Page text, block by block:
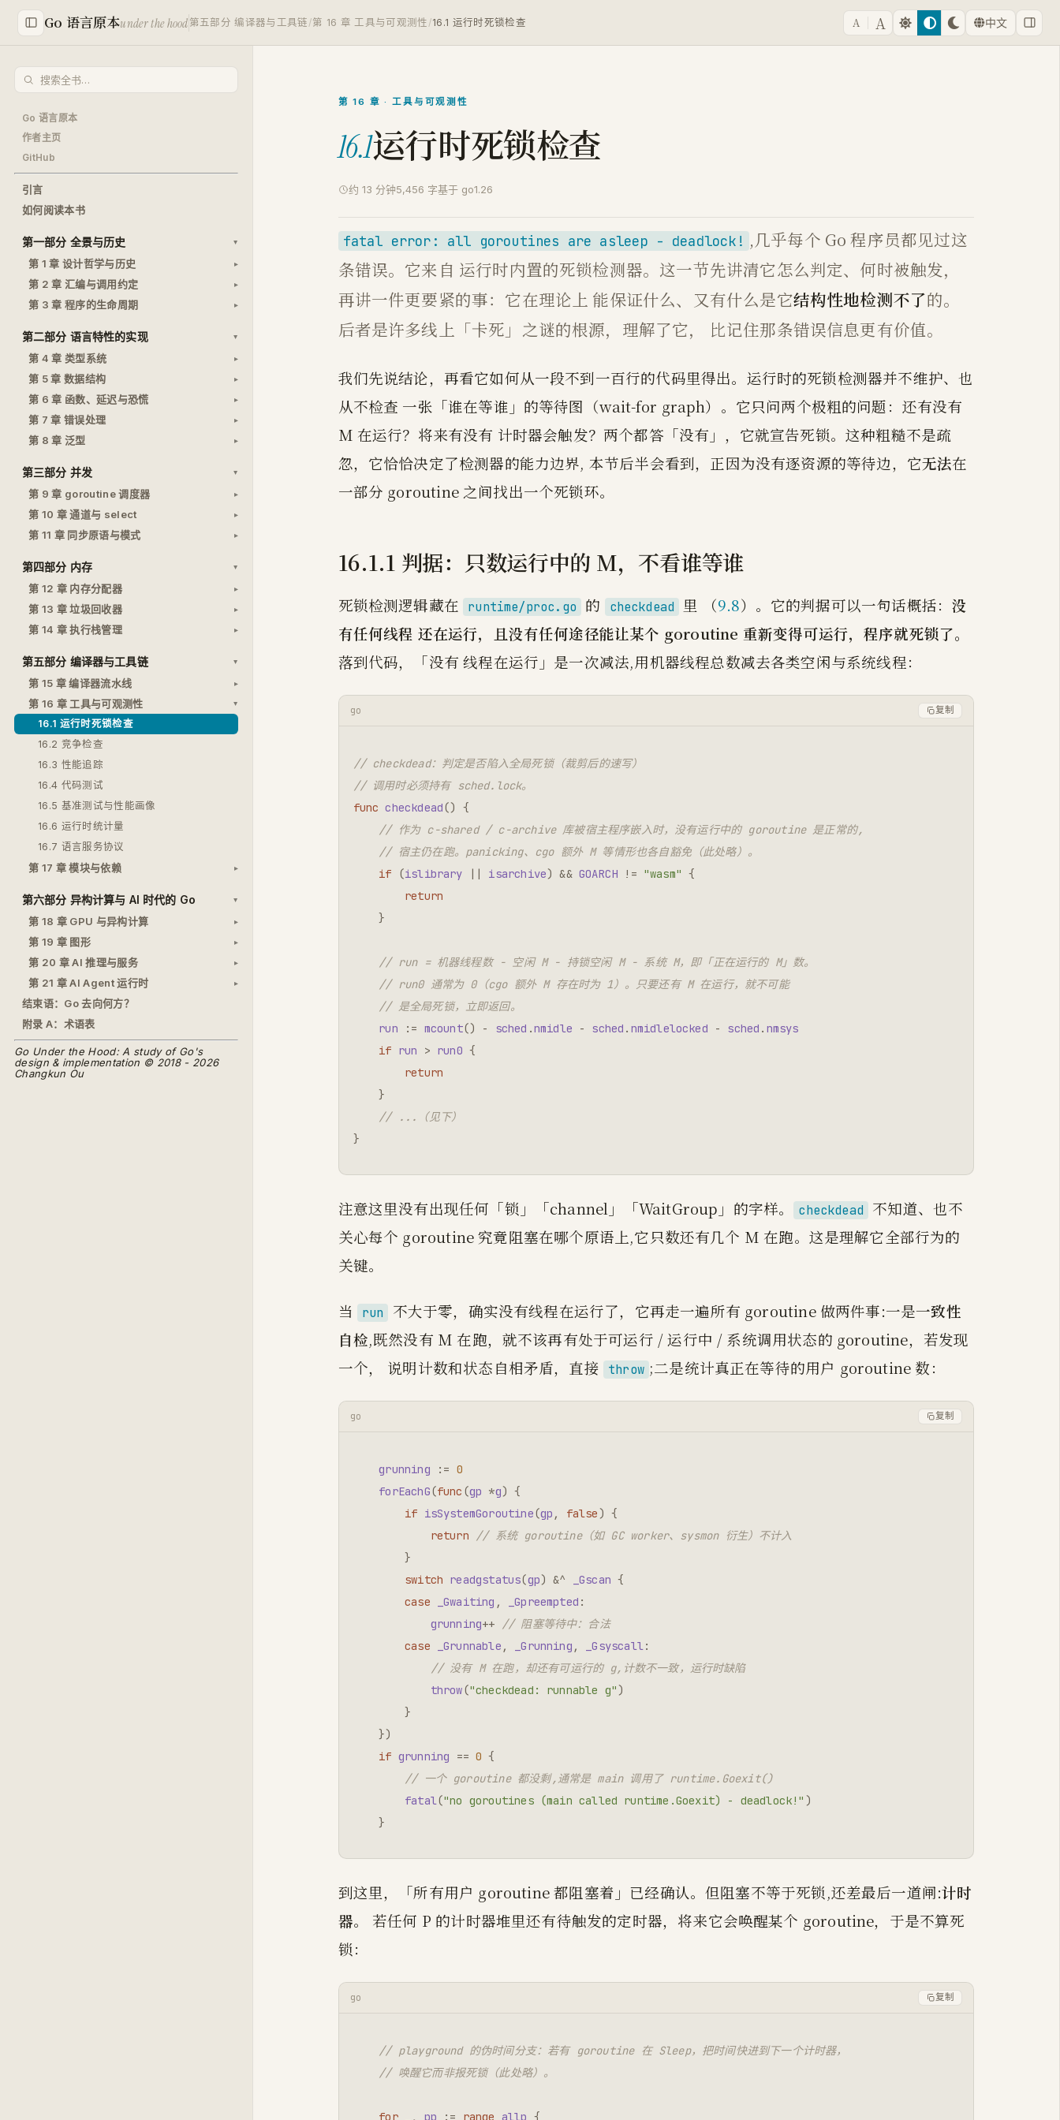
Go 语言原本under the hood 第五部分 编译器与工具链 /第 16 章 工具与可观测性 /16.1 运行时死锁检查 A A 中文
Go 语言原本
作者主页
GitHub
引言
如何阅读本书
第一部分 全景与历史
第 1 章 设计哲学与历史
第 2 章 汇编与调用约定
第 3 章 程序的生命周期
第二部分 语言特性的实现
第 4 章 类型系统
第 5 章 数据结构
第 6 章 函数、延迟与恐慌
第 7 章 错误处理
第 8 章 泛型
第三部分 并发
第 9 章 goroutine 调度器
第 10 章 通道与 select
第 11 章 同步原语与模式
第四部分 内存
第 12 章 内存分配器
第 13 章 垃圾回收器
第 14 章 执行栈管理
第五部分 编译器与工具链
第 15 章 编译器流水线
第 16 章 工具与可观测性
16.1 运行时死锁检查
16.2 竞争检查
16.3 性能追踪
16.4 代码测试
16.5 基准测试与性能画像
16.6 运行时统计量
16.7 语言服务协议
第 17 章 模块与依赖
第六部分 异构计算与 AI 时代的 Go
第 18 章 GPU 与异构计算
第 19 章 图形
第 20 章 AI 推理与服务
第 21 章 AI Agent 运行时
结束语：Go 去向何方？
附录 A：术语表
Go Under the Hood: A study of Go's
design & implementation © 2018 - 2026
Changkun Ou
第 16 章 · 工具与可观测性
16.1运行时死锁检查
约 13 分钟5,456 字基于 go1.26
fatal error: all goroutines are asleep - deadlock! ,几乎每个 Go 程序员都见过这
条错误。它来自 运行时内置的死锁检测器。这一节先讲清它怎么判定、何时被触发，
再讲一件更要紧的事：它在理论上 能保证什么、又有什么是它结构性地检测不了的。
后者是许多线上「卡死」之谜的根源，理解了它， 比记住那条错误信息更有价值。
我们先说结论，再看它如何从一段不到一百行的代码里得出。运行时的死锁检测器并不维护、也
从不检查 一张「谁在等谁」的等待图（wait-for graph）。它只问两个极粗的问题：还有没有
M 在运行？将来有没有 计时器会触发？两个都答「没有」，它就宣告死锁。这种粗糙不是疏
忽，它恰恰决定了检测器的能力边界, 本节后半会看到，正因为没有逐资源的等待边，它无法在
一部分 goroutine 之间找出一个死锁环。
16.1.1 判据：只数运行中的 M，不看谁等谁
死锁检测逻辑藏在 runtime/proc.go 的 checkdead 里 （9.8）。它的判据可以一句话概括：没
有任何线程 还在运行，且没有任何途径能让某个 goroutine 重新变得可运行，程序就死锁了。
落到代码，「没有 线程在运行」是一次减法,用机器线程总数减去各类空闲与系统线程：
go 复制
// checkdead：判定是否陷入全局死锁（裁剪后的速写）
// 调用时必须持有 sched.lock。
func checkdead()
{
// 作为 c-shared / c-archive 库被宿主程序嵌入时，没有运行中的 goroutine 是正常的,
// 宿主仍在跑。panicking、cgo 额外 M 等情形也各自豁免（此处略）。
if
(islibrary || isarchive) && GOARCH != "wasm" {
return
}
// run = 机器线程数 − 空闲 M − 持锁空闲 M − 系统 M，即「正在运行的 M」数。
// run0 通常为 0（cgo 额外 M 存在时为 1）。只要还有 M 在运行，就不可能
// 是全局死锁，立即返回。
run
:= mcount() - sched .nmidle - sched . nmidlelocked - sched . nmsys
if run > run0 {
return
}
// ...（见下）
}
注意这里没有出现任何「锁」「channel」「WaitGroup」的字样。 checkdead
不知道、也不
关心每个 goroutine 究竟阻塞在哪个原语上,它只数还有几个 M 在跑。这是理解它全部行为的
关键。
当 run 不大于零，确实没有线程在运行了，它再走一遍所有 goroutine 做两件事:一是一致性
自检,既然没有 M 在跑，就不该再有处于可运行 / 运行中 / 系统调用状态的 goroutine，若发现
一个， 说明计数和状态自相矛盾，直接 throw ;二是统计真正在等待的用户 goroutine 数：
go 复制
grunning := 0
forEachG(func (gp *g) {
if isSystemGoroutine(gp , false) {
return
// 系统 goroutine（如 GC worker、sysmon 衍生）不计入
}
switch readgstatus(gp) &^ _Gscan {
case
_Gwaiting , _Gpreempted :
grunning++
// 阻塞等待中：合法
case
_Grunnable , _Grunning , _Gsyscall:
// 没有 M 在跑，却还有可运行的 g,计数不一致，运行时缺陷
throw("checkdead: runnable g")
}
})
if grunning == 0 {
// 一个 goroutine 都没剩,通常是 main 调用了 runtime.Goexit()
fatal("no goroutines (main called runtime.Goexit) - deadlock!" )
}
到这里，「所有用户 goroutine 都阻塞着」已经确认。但阻塞不等于死锁,还差最后一道闸:计时
器。 若任何 P 的计时器堆里还有待触发的定时器，将来它会唤醒某个 goroutine，于是不算死
锁：
go 复制
// playground 的伪时间分支：若有 goroutine 在 Sleep，把时间快进到下一个计时器，
// 唤醒它而非报死锁（此处略）。
for , pp := range allp {